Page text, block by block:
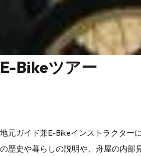
E-Bikeツアー
地元ガイド兼E-Bikeインストラクター
の歴史や暮らしの説明や、舟屋の内部